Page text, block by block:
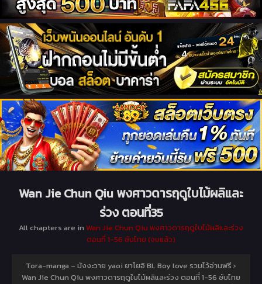
Wan Jie Chun Qiu พงศาวดารฤดูใบไม้ผลิและ
ร่วง ตอนที่35
All chapters are in Wan Jie Chun Qiu พงศาวดารฤดูใบไม้ผลิและร่วง
ตอนที่ 1-56 ซับไทย (จบแล้ว)
Tora-manga – มังงะวาย yaoi ยาโยอิ BL Boy love รวมไว้อ่านฟรี ›
Wan Jie Chun Qiu พงศาวดารฤดูใบไม้ผลิและร่วง ตอนที่ 1-56 ซับไทย